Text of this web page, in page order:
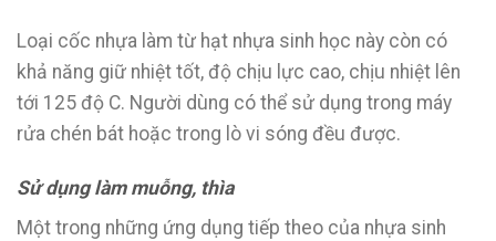
Loại cốc nhựa làm từ hạt nhựa sinh học này còn có
khả năng giữ nhiệt tốt, độ chịu lực cao, chịu nhiệt lên
tới 125 độ C. Người dùng có thể sử dụng trong máy
rửa chén bát hoặc trong lò vi sóng đều được.
Sử dụng làm muỗng, thìa
Một trong những ứng dụng tiếp theo của nhựa sinh